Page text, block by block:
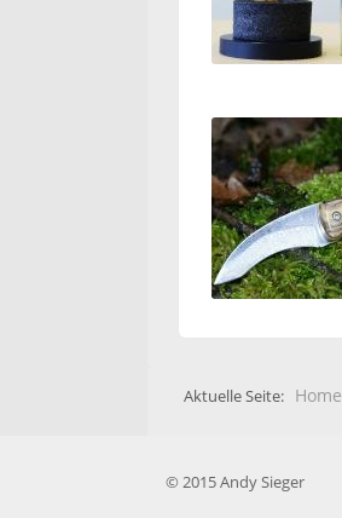
Aktuelle Seite: Home
© 2015 Andy Sieger